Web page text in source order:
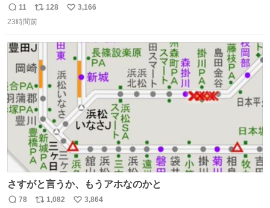
はまりにいくじゃないですか？ 今朝ガーデニングしてる飼
い主の間にはまってきて、最高に可愛かった♥️
返
信
11
リ
ポ
ト
数
128
い
3,166
23時間前
さすがと言うか、もうアホなのかと
返
78
リ
1,082
い
3,864